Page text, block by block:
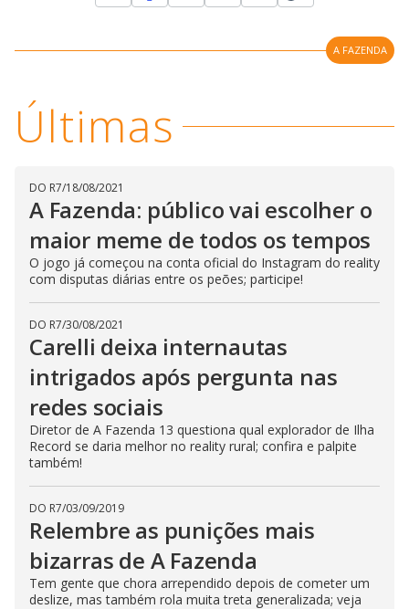
y
i
d
e
o
A FAZENDA
Últimas
DO R7/18/08/2021
A Fazenda: público vai escolher o
maior meme de todos os tempos
O jogo já começou na conta oficial do Instagram do reality
com disputas diárias entre os peões; participe!
DO R7/30/08/2021
Carelli deixa internautas
intrigados após pergunta nas
redes sociais
Diretor de A Fazenda 13 questiona qual explorador de Ilha
Record se daria melhor no reality rural; confira e palpite
também!
DO R7/03/09/2019
Relembre as punições mais
bizarras de A Fazenda
Tem gente que chora arrependido depois de cometer um
deslize, mas também rola muita treta generalizada; veja